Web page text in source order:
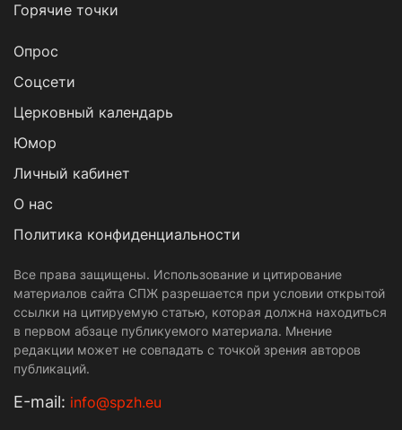
Горячие точки
Опрос
Cоцсети
Церковный календарь
Юмор
Личный кабинет
О нас
Политика конфиденциальности
Все права защищены. Использование и цитирование
материалов сайта СПЖ разрешается при условии открытой
ссылки на цитируемую статью, которая должна находиться
в первом абзаце публикуемого материала. Мнение
редакции может не совпадать с точкой зрения авторов
публикаций.
Е-mail: info@spzh.eu